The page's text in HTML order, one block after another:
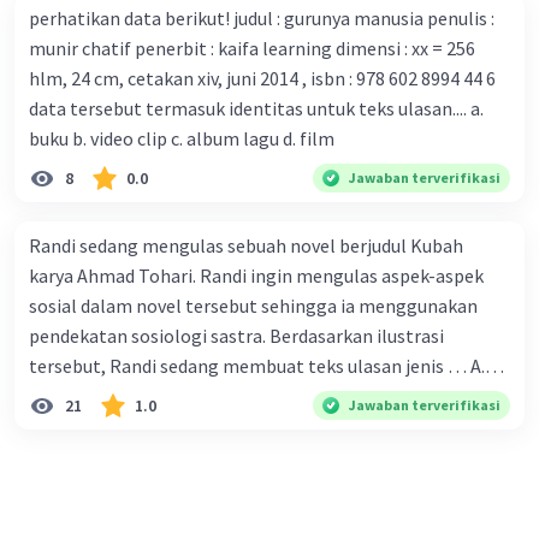
serangan virus Corona dengan menemukan vaksin virus
tersebut. B. Para ilmuan perlu segera mempelajari virus
corona yang menjadi masalah besar bagi kesehatan dunia
karena persebarannya sangat cepat. C. Masyarakat perlu
mawas diri dan menjaga kesehatan dalam menghadapi
serangan virus corona yang mulai menyebar di Indonesia,
D. Virus corona menjadi masalah besar bagi kesehatan
perhatikan data berikut! judul : gurunya manusia penulis :
munir chatif penerbit : kaifa learning dimensi : xx = 256
hlm, 24 cm, cetakan xiv, juni 2014 , isbn : 978 602 8994 44 6
data tersebut termasuk identitas untuk teks ulasan.... a.
buku b. video clip c. album lagu d. film
8 0.0 Jawaban terverifikasi
Randi sedang mengulas sebuah novel berjudul Kubah
karya Ahmad Tohari. Randi ingin mengulas aspek-aspek
sosial dalam novel tersebut sehingga ia menggunakan
pendekatan sosiologi sastra. Berdasarkan ilustrasi
tersebut, Randi sedang membuat teks ulasan jenis … A.
deskriptif B. objektif C. informatif D. kritis
21 1.0 Jawaban terverifikasi